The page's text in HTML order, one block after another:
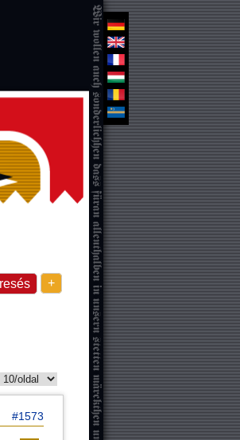
+
#1573